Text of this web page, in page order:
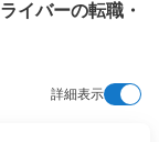
イバーの転職・
詳細表示